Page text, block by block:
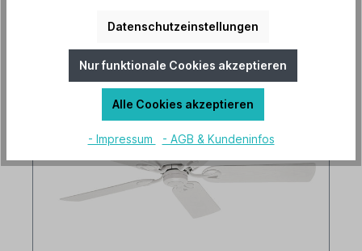
Datenschutzeinstellungen
Nur funktionale Cookies akzeptieren
Alle Cookies akzeptieren
- Impressum - AGB & Kundeninfos